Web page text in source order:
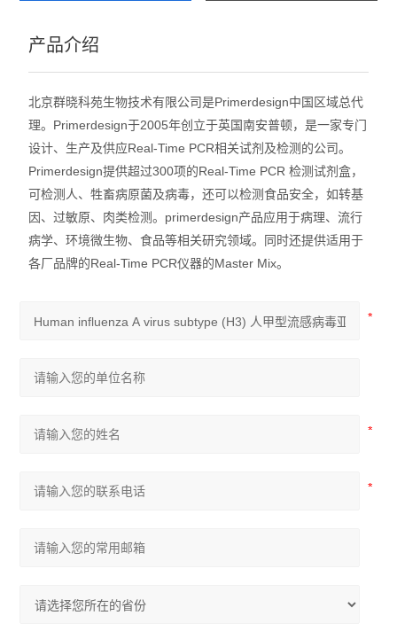
产品介绍
北京群晓科苑生物技术有限公司是Primerdesign中国区域总代
理。Primerdesign于2005年创立于英国南安普顿，是一家专门
设计、生产及供应Real-Time PCR相关试剂及检测的公司。
Primerdesign提供超过300项的Real-Time PCR 检测试剂盒，
可检测人、牲畜病原菌及病毒，还可以检测食品安全，如转基
因、过敏原、肉类检测。primerdesign产品应用于病理、流行
病学、环境微生物、食品等相关研究领域。同时还提供适用于
各厂品牌的Real-Time PCR仪器的Master Mix。